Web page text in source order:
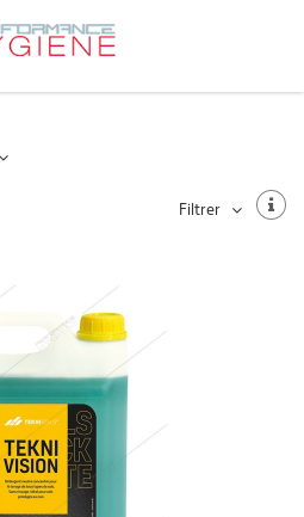
Filtrer